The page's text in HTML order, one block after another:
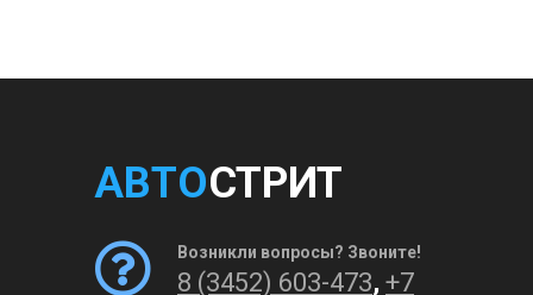
АВТОСТРИТ
Возникли вопросы? Звоните!
8 (3452) 603-473, +7